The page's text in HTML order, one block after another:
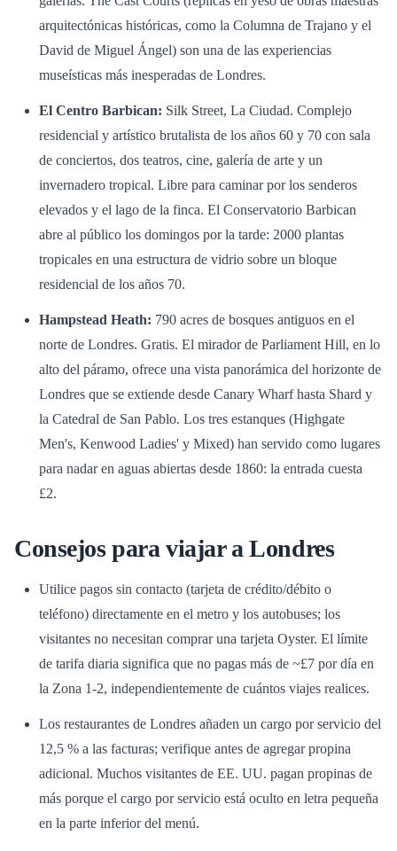
arquitectónicas históricas, como la Columna de Trajano y el
David de Miguel Ángel) son una de las experiencias
museísticas más inesperadas de Londres.
El Centro Barbican: Silk Street, La Ciudad. Complejo
residencial y artístico brutalista de los años 60 y 70 con sala
de conciertos, dos teatros, cine, galería de arte y un
invernadero tropical. Libre para caminar por los senderos
elevados y el lago de la finca. El Conservatorio Barbican
abre al público los domingos por la tarde: 2000 plantas
tropicales en una estructura de vidrio sobre un bloque
residencial de los años 70.
Hampstead Heath: 790 acres de bosques antiguos en el
norte de Londres. Gratis. El mirador de Parliament Hill, en lo
alto del páramo, ofrece una vista panorámica del horizonte de
Londres que se extiende desde Canary Wharf hasta Shard y
la Catedral de San Pablo. Los tres estanques (Highgate
Men's, Kenwood Ladies' y Mixed) han servido como lugares
para nadar en aguas abiertas desde 1860: la entrada cuesta
£2.
Consejos para viajar a Londres
Utilice pagos sin contacto (tarjeta de crédito/débito o
teléfono) directamente en el metro y los autobuses; los
visitantes no necesitan comprar una tarjeta Oyster. El límite
de tarifa diaria significa que no pagas más de ~£7 por día en
la Zona 1-2, independientemente de cuántos viajes realices.
Los restaurantes de Londres añaden un cargo por servicio del
12,5 % a las facturas; verifique antes de agregar propina
adicional. Muchos visitantes de EE. UU. pagan propinas de
más porque el cargo por servicio está oculto en letra pequeña
en la parte inferior del menú.